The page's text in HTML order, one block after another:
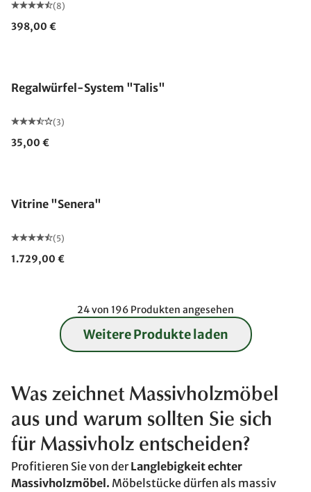
(8)
398,00 €
Regalwürfel-System "Talis"
(3)
35,00 €
Vitrine "Senera"
(5)
1.729,00 €
24 von 196 Produkten angesehen
Weitere Produkte laden
Was zeichnet Massivholzmöbel
aus und warum sollten Sie sich
für Massivholz entscheiden?
Profitieren Sie von derLanglebigkeit echter
Massivholzmöbel. Möbelstücke dürfen als massiv